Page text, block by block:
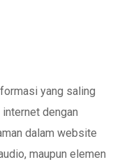
yang saling
dengan
dalam website
maupun elemen